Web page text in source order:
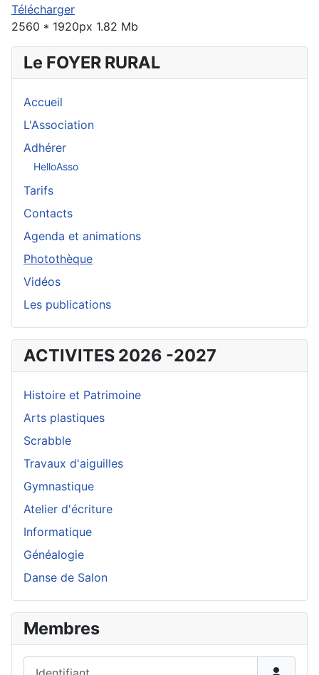
Télécharger
2560 * 1920px 1.82 Mb
Le FOYER RURAL
Accueil
L'Association
Adhérer
HelloAsso
Tarifs
Contacts
Agenda et animations
Photothèque
Vidéos
Les publications
ACTIVITES 2026 -2027
Histoire et Patrimoine
Arts plastiques
Scrabble
Travaux d'aiguilles
Gymnastique
Atelier d'écriture
Informatique
Généalogie
Danse de Salon
Membres